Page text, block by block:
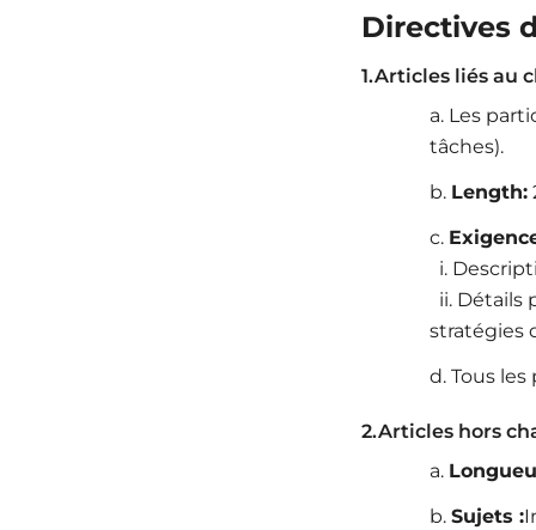
Directives
1.Articles liés au
a. Les
tâches).
b. Length:
c.
i.
ii. Détails
stratégies
d. Tous
2.Articles hors
a.
b. Sujets :